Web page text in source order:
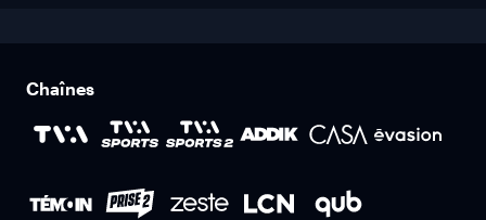
Chaînes